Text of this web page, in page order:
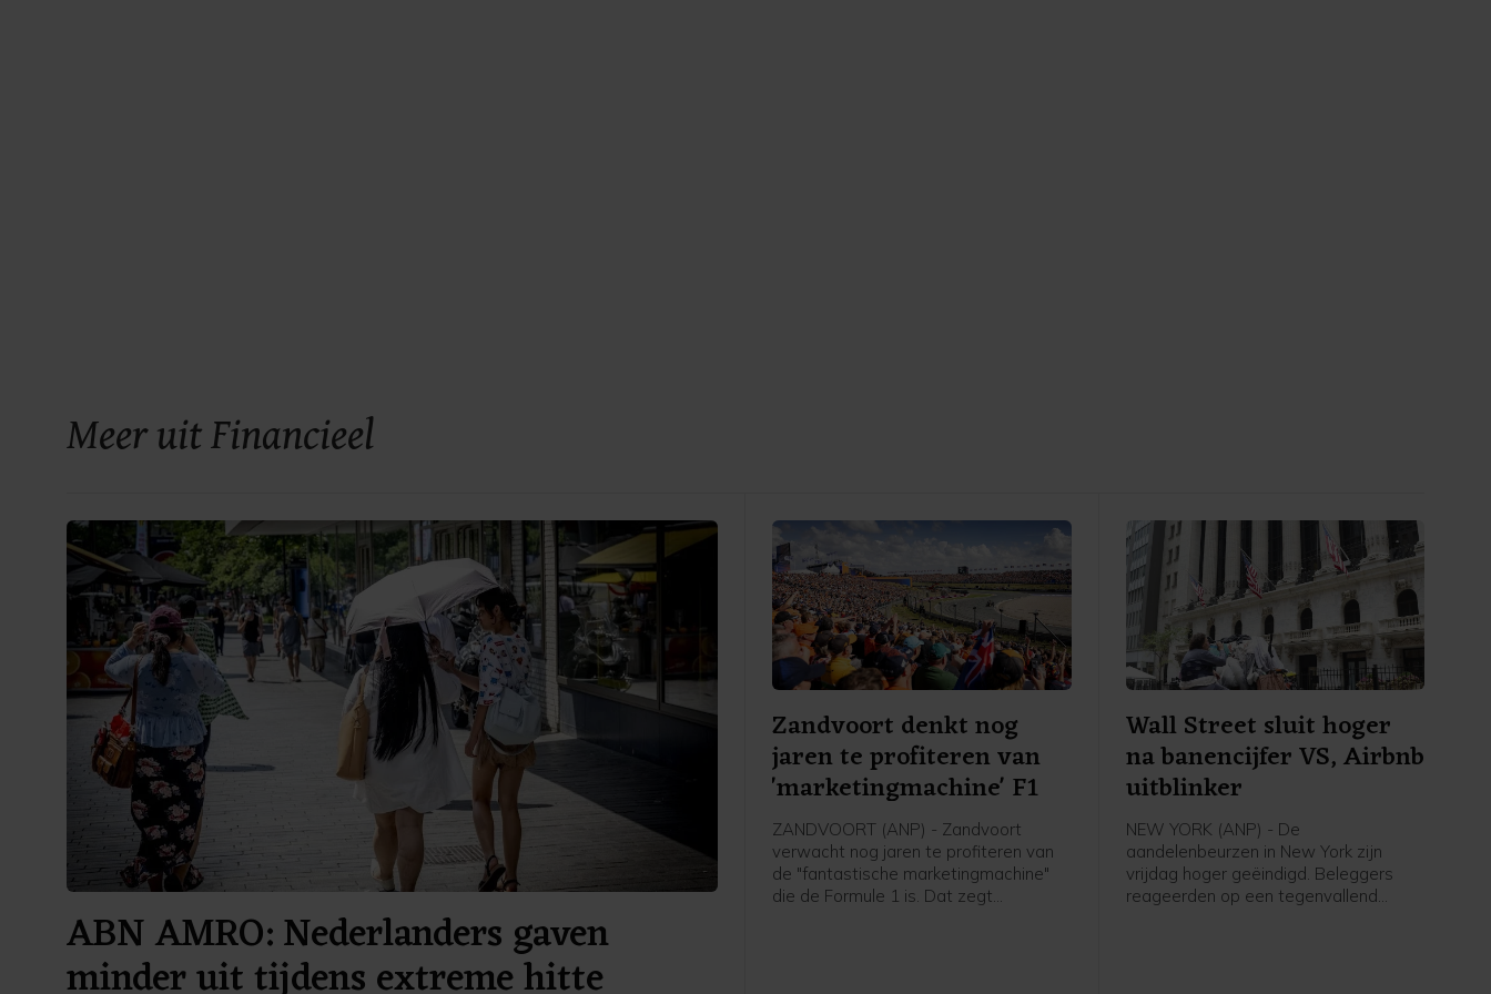
Meer uit Financieel
ABN AMRO: Nederlanders gaven
minder uit tijdens extreme hitte
Zandvoort denkt nog
jaren te profiteren van
'marketingmachine' F1
ZANDVOORT (ANP) - Zandvoort
verwacht nog jaren te profiteren van
de "fantastische marketingmachine"
die de Formule 1 is. Dat zegt
Wall Street sluit hoger
na banencijfer VS, Airbnb
uitblinker
NEW YORK (ANP) - De
aandelenbeurzen in New York zijn
vrijdag hoger geëindigd. Beleggers
reageerden op een tegenvallend